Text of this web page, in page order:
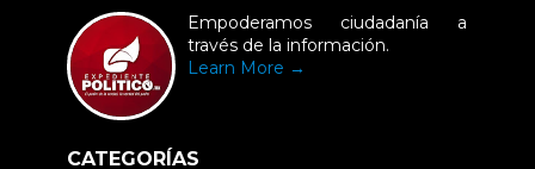
Empoderamos ciudadanía a
través de la información.
Learn More →
CATEGORÍAS